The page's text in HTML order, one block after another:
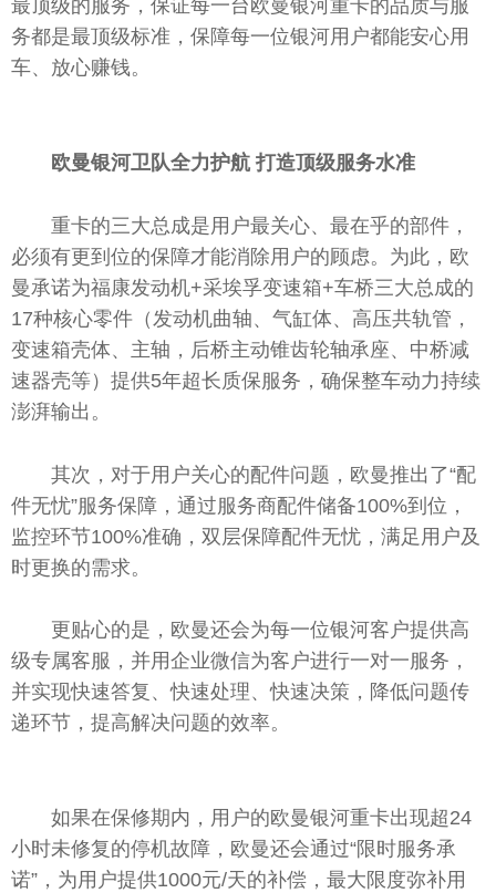
最顶级的服务，保证每一台 欧曼银河重卡的品质与服
务都是最顶级标准，保障每一位银河用户都能安心用
车、放心赚钱。
欧曼银河卫队全力护航 打造顶级服务水准
重卡的三大总 成是用户最关心、最在乎的部件，
必须有更到位的保障才能消除用户的顾虑。为此，欧
曼承诺为福康发动机+采埃孚变速箱+车桥三大总 成的
17种核心零件（发动机曲轴、气缸体、高压共轨管，
变速箱壳体、主轴，后桥主动锥齿轮轴承座、中桥减
速器壳等）提供5年超长质保服务，确保整车动力持续
澎湃输出。
其次，对于用户关心的配件问题，欧曼推出了“配
件无忧”服务保障，通过服务商配件储备100%到位，
监控环节100%准确，双层保障配件无忧，满足用户及
时更换的需求。
更贴心的是，欧曼还会为每一位银河客户提供高
级专属客服，并用企业微信为客户进行一对一服务，
并实现快速答复、快速处理、快速决策，降低问题传
递环节，提高解决问题的效率。
如果在保修期内，用户的欧曼银河重卡出现超24
小时未修复的停机故障，欧曼还会通过“限时服务承
诺”，为用户提供1000元/天的补偿，最大限度弥补用